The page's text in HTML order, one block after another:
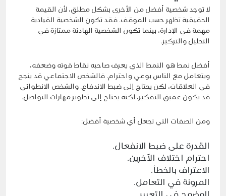
لا توجد شخصية أفضل من الأخرى بشكل مطلق، لأن القيمة
الحقيقية تظهر حسب الموقف. فقد تكون الشخصية القيادية
مهمة في الإدارة، بينما تكون الشخصية الهادئة ممتازة في
التحليل والتركيز.
أفضل نمط هو النمط الذي يعرف صاحبه نقاط قوته وضعفه،
ويتعامل مع الناس بوعي واحترام. فالشخص الاجتماعي قد ينجح
في العلاقات، لكن يحتاج إلى ضبط الاندفاع. والشخص الانطوائي
قد يكون عميق التفكير، لكنه يحتاج إلى تطوير مهارات التواصل.
ومن الصفات التي تجعل أي شخصية أفضل:
القدرة على ضبط الانفعال.
احترام اختلاف الآخرين.
الاعتراف بالخطأ.
المرونة في التعامل.